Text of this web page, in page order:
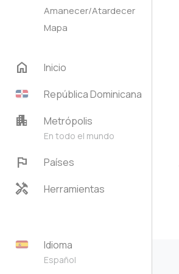
Amanecer/Atardecer
Mapa
home
Inicio
República Dominicana
apartment Metrópolis
En todo el mundo
flag Países
handyman Herramientas
Idioma
Español